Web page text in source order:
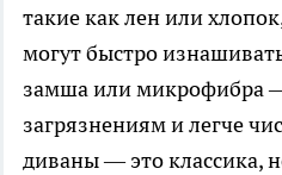
такие как лен или
могут быстро
замша или микрофибра
загрязнениям и легче
диваны — это классика,